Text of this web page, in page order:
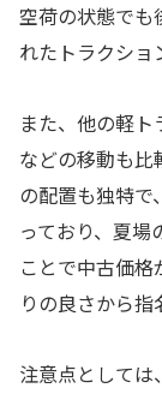
空荷の状態でも
れたトラクショ
また、他の軽
などの移動も比
の配置も独特で
っており、夏場
ことで中古価
りの良さから指
注意点として